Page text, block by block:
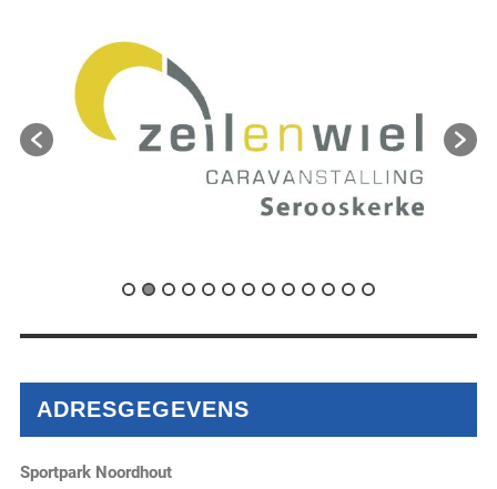
ADRESGEGEVENS
Sportpark Noordhout